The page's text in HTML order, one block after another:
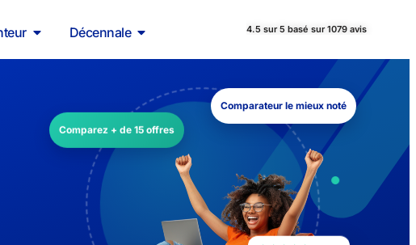
Décennale 4.5 sur 5 basé sur 1079 avis
Comparez + de 15 offres
Comparateur le mieux noté